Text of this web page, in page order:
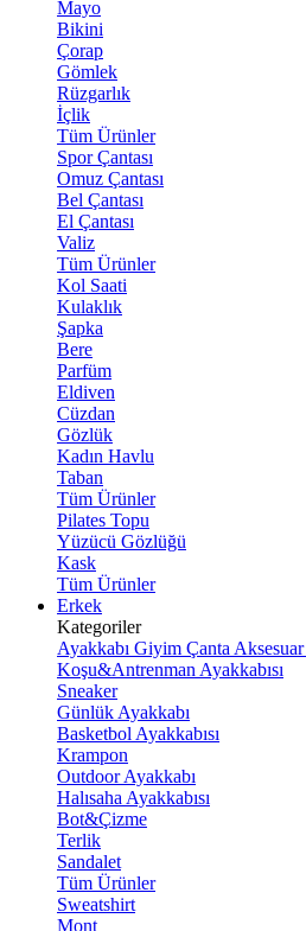
Mayo
Bikini
Çorap
Gömlek
Rüzgarlık
İçlik
Tüm Ürünler
Spor Çantası
Omuz Çantası
Bel Çantası
El Çantası
Valiz
Tüm Ürünler
Kol Saati
Kulaklık
Şapka
Bere
Parfüm
Eldiven
Cüzdan
Gözlük
Kadın Havlu
Taban
Tüm Ürünler
Pilates Topu
Yüzücü Gözlüğü
Kask
Tüm Ürünler
Erkek
Kategoriler
Ayakkabı Giyim Çanta Aksesuar
Koşu&Antrenman Ayakkabısı
Sneaker
Günlük Ayakkabı
Basketbol Ayakkabısı
Krampon
Outdoor Ayakkabı
Halısaha Ayakkabısı
Bot&Çizme
Terlik
Sandalet
Tüm Ürünler
Sweatshirt
Mont